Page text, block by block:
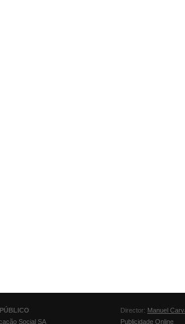
PÚBLICO
Social SA
Director: Manuel
Publicidade Online